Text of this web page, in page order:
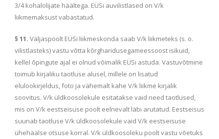
3/4 kohalolijate häältega. EÜSi auvilistlased on V/k
liikmemaksust vabastatud.
§ 11. Väljaspoolt EÜSi liikmeskonda saab V/k liikmeteks (s. o.
vilistlasteks) vastu võtta kõrgharidusegameessoost isikuid,
kellel õpingute ajal ei olnud võimalik EÜSi astuda. Vastuvõtmine
toimub kirjaliku taotluse alusel, millele on lisatud
elulookirjeldus, foto ja vähemalt kahe V/k liikme kirjalik
soovitus. V/k üldkoosolekule esitatakse vaid need taotlused,
mis on V/k eestseisuse poolt eelnevalt läbi arutatud. Eestseisus
suunab taotluse V/k üldkoosolekule vaid V/k eestseisuse
ühehäälse otsuse korral. V/k üldkoosoleku poolt vastu võetuks